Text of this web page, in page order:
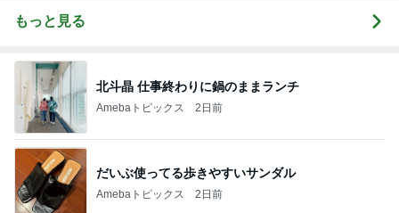
もっと見る
北斗晶 仕事終わりに鍋のままランチ
Amebaトピックス 2日前
だいぶ使ってる歩きやすいサンダル
Amebaトピックス 2日前